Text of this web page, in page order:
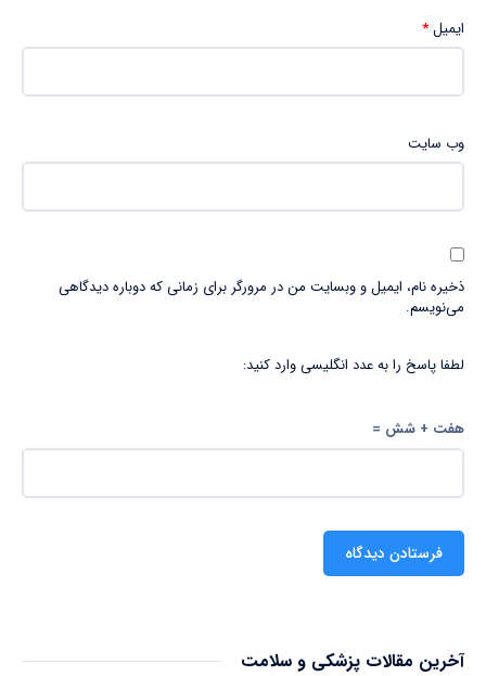
ایمیل*
وب‌ سایت
ذخیره نام، ایمیل و وبسایت من در مرورگر برای زمانی که دوباره دیدگاهی
می‌نویسم.
لطفا پاسخ را به عدد انگلیسی وارد کنید:
هفت + شش =
آخرین مقالات پزشکی و سلامت